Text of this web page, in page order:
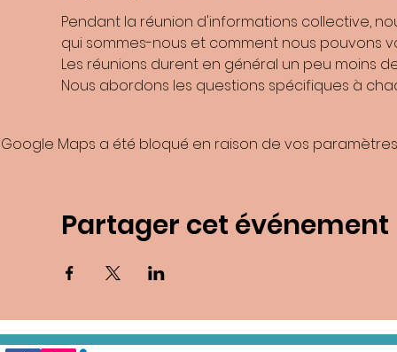
Pendant la réunion d'informations collective,
qui sommes-nous et comment nous pouvons
Les réunions durent en général un peu moins
Nous abordons les questions spécifiques à
Google Maps a été bloqué en raison de vos
Partager cet événement